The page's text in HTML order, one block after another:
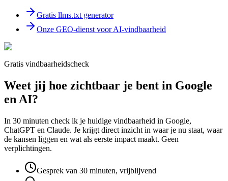
Gratis llms.txt generator
Onze GEO-dienst voor AI-vindbaarheid
Gratis vindbaarheidscheck
Weet jij hoe zichtbaar je bent in Google
en AI?
In 30 minuten check ik je huidige vindbaarheid in Google,
ChatGPT en Claude. Je krijgt direct inzicht in waar je nu staat, waar
de kansen liggen en wat als eerste impact maakt. Geen
verplichtingen.
Gesprek van 30 minuten, vrijblijvend